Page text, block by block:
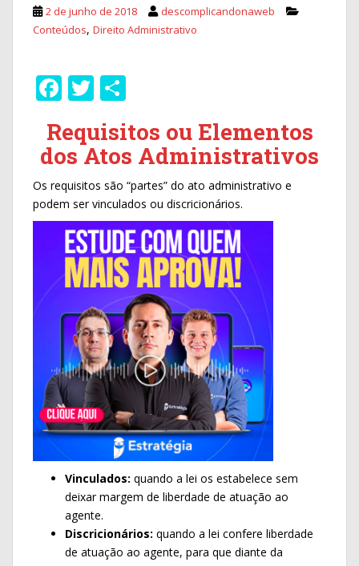
2 de junho de 2018
descomplicandonaweb
Conteúdos, Direito Administrativo
F
e
b
o
o
k
T
itt
er
ar
e
Requisitos ou Elementos
dos Atos Administrativos
Os requisitos são “partes” do ato administrativo e
podem ser vinculados ou discricionários.
Vinculados: quando a lei os estabelece sem
deixar margem de liberdade de atuação ao
agente.
Discricionários: quando a lei confere liberdade
de atuação ao agente, para que diante da